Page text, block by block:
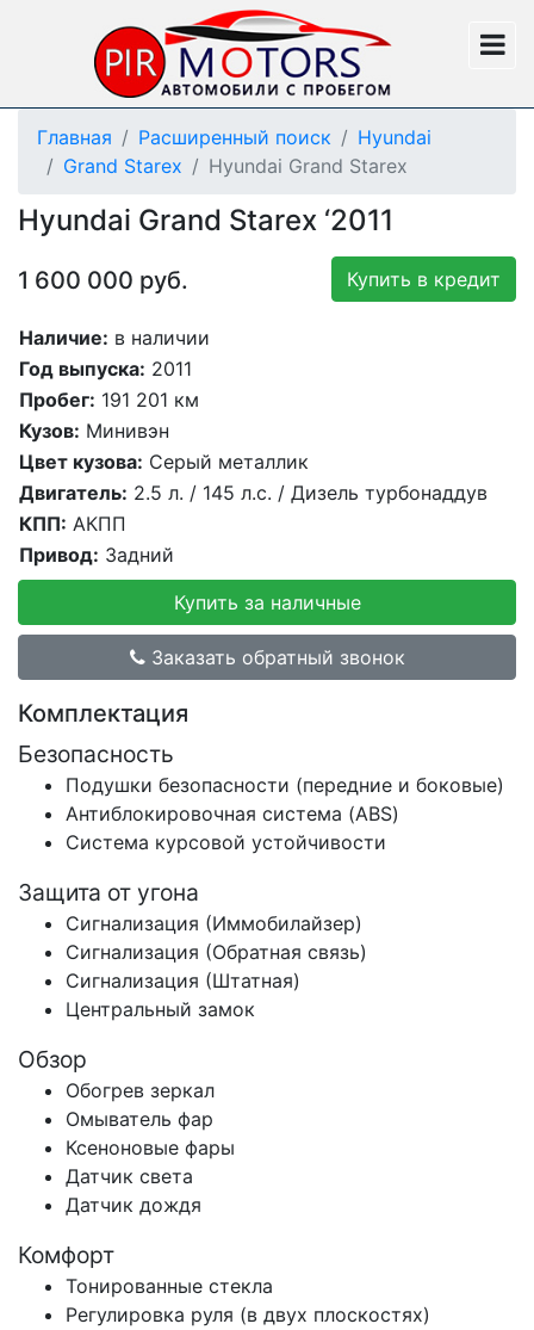
Главная Расширенный поиск
Hyundai
Grand Starex
Hyundai Grand Starex
Hyundai Grand Starex ‘2011
1 600 000 руб. Купить в кредит
Наличие: в наличии
Год выпуска: 2011
Пробег: 191 201 км
Кузов: Минивэн
Цвет кузова: Серый металлик
Двигатель: 2.5 л. / 145 л.c. / Дизель турбонаддув
КПП: АКПП
Привод: Задний
Купить за наличные
Заказать обратный звонок
Комплектация
Безопасность
Подушки безопасности (передние и боковые)
Антиблокировочная система (ABS)
Система курсовой устойчивости
Защита от угона
Сигнализация (Иммобилайзер)
Сигнализация (Обратная связь)
Сигнализация (Штатная)
Центральный замок
Обзор
Обогрев зеркал
Омыватель фар
Ксеноновые фары
Датчик света
Датчик дождя
Комфорт
Тонированные стекла
Регулировка руля (в двух плоскостях)